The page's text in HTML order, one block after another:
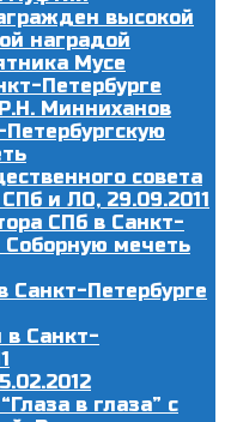
высокой
наградой
Мусе
Петербурге
Минниханов
совета
и ЛО, 29.09.2011
СПб в Санкт-
Соборную мечеть
Санкт-Петербурге
в Санкт-
в глаза” с